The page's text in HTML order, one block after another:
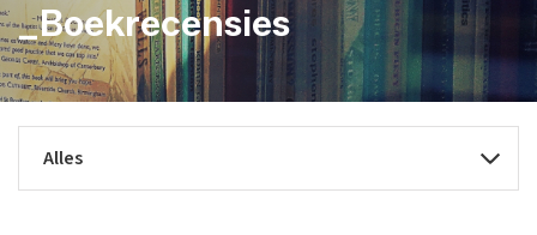
_Boekrecensies